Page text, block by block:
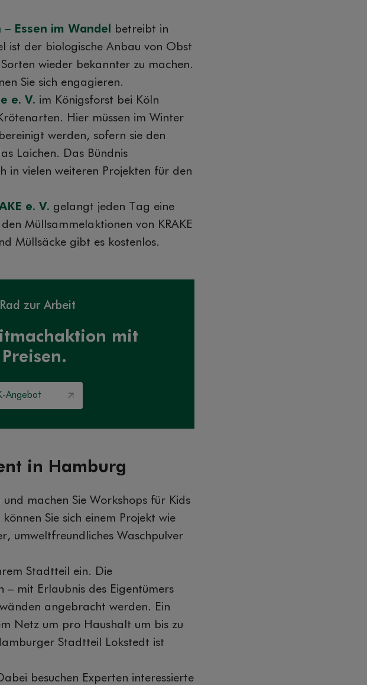
Essen im Wandel
betreibt in
ist der biologische Anbau von Obst
wieder bekannter zu machen.
Sie sich engagieren.
e. V. im Königsforst bei Köln
Hier müssen im Winter
werden, sofern sie den
Laichen. Das Bündnis
in vielen weiteren Projekten für den
e. V. gelangt jeden Tag eine
Müllsammelaktionen von KRAKE
Müllsäcke gibt es kostenlos.
zur Arbeit
mit
Angebot
in Hamburg
machen Sie Workshops für Kids
Sie sich einem Projekt wie
umweltfreundliches Waschpulver
Stadtteil ein. Die
mit Erlaubnis des Eigentümers
angebracht werden. Ein
Netz um pro Haushalt um bis zu
Stadtteil Lokstedt ist
besuchen Experten interessierte